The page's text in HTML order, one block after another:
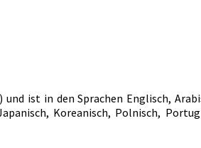
ist in den Sprachen Englisch,
Koreanisch, Polnisch,